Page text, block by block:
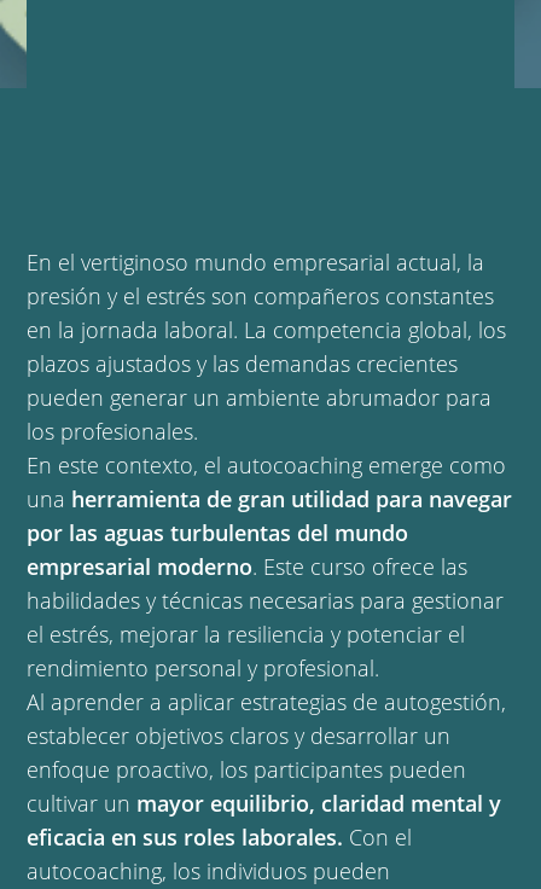
En el vertiginoso mundo empresarial actual, la
presión y el estrés son compañeros constantes
en la jornada laboral. La competencia global, los
plazos ajustados y las demandas crecientes
pueden generar un ambiente abrumador para
los profesionales.
En este contexto, el autocoaching emerge como
una herramienta de gran utilidad para navegar
por las aguas turbulentas del mundo
empresarial moderno. Este curso ofrece las
habilidades y técnicas necesarias para gestionar
el estrés, mejorar la resiliencia y potenciar el
rendimiento personal y profesional.
Al aprender a aplicar estrategias de autogestión,
establecer objetivos claros y desarrollar un
enfoque proactivo, los participantes pueden
cultivar un mayor equilibrio, claridad mental y
eficacia en sus roles laborales. Con el
autocoaching, los individuos pueden